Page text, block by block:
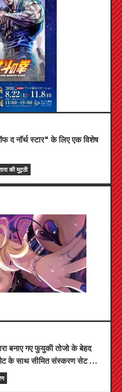
द नॉर्थ स्टार" के लिए एक विशेष
की मुट्ठी
बनाए गए फुयुकी तोजो के बेहद
के साथ सीमित संस्करण सेट के
हैं! "द सीक्रेट ऑफ द गैल ब्राइड"
रिलीज़ होने वाला है!